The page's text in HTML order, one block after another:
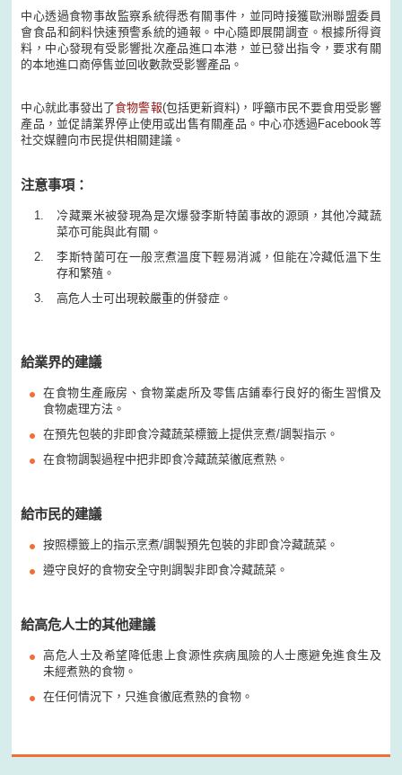
中心透過食物事故監察系統得悉有關事件，並同時接獲歐洲聯盟委員
會食品和飼料快速預警系統的通報。中心隨即展開調查。根據所得資
料，中心發現有受影響批次產品進口本港，並已發出指令，要求有關
的本地進口商停售並回收數款受影響產品。
中心就此事發出了食物警報(包括更新資料)，呼籲市民不要食用受影響
產品，並促請業界停止使用或出售有關產品。中心亦透過Facebook等
社交媒體向市民提供相關建議。
注意事項：
冷藏粟米被發現為是次爆發李斯特菌事故的源頭，其他冷藏蔬
菜亦可能與此有關。
李斯特菌可在一般烹煮溫度下輕易消滅，但能在冷藏低溫下生
存和繁殖。
高危人士可出現較嚴重的併發症。
給業界的建議
在食物生產廠房、食物業處所及零售店鋪奉行良好的衞生習慣及
食物處理方法。
在預先包裝的非即食冷藏蔬菜標籤上提供烹煮/調製指示。
在食物調製過程中把非即食冷藏蔬菜徹底煮熟。
給市民的建議
按照標籤上的指示烹煮/調製預先包裝的非即食冷藏蔬菜。
遵守良好的食物安全守則調製非即食冷藏蔬菜。
給高危人士的其他建議
高危人士及希望降低患上食源性疾病風險的人士應避免進食生及
未經煮熟的食物。
在任何情況下，只進食徹底煮熟的食物。